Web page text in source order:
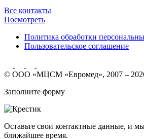
Все контакты
Посмотреть
Политика обработки
Пользовательское соглашение
© ООО «МЦСМ «Евромед», 2007 –
Заполните форму
Оставьте свои контактные данные, и
ближайшее время.